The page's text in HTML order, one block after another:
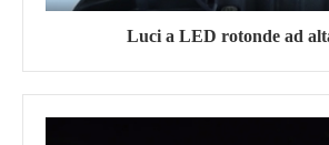
Luci a LED rotonde ad